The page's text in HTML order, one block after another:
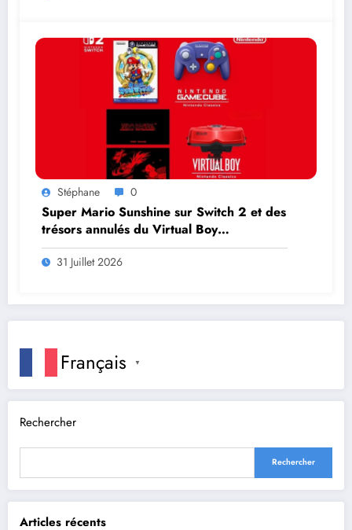
Stéphane 0
Super Mario Sunshine sur Switch 2 et des
trésors annulés du Virtual Boy
débarquent en août
31 Juillet 2026
Français ▼
Rechercher
Rechercher
Articles récents